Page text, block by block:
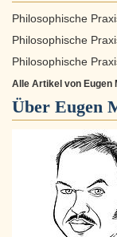
Philosophische
Philosophische
Philosophische
Alle Artikel von Eugen
Über Eugen